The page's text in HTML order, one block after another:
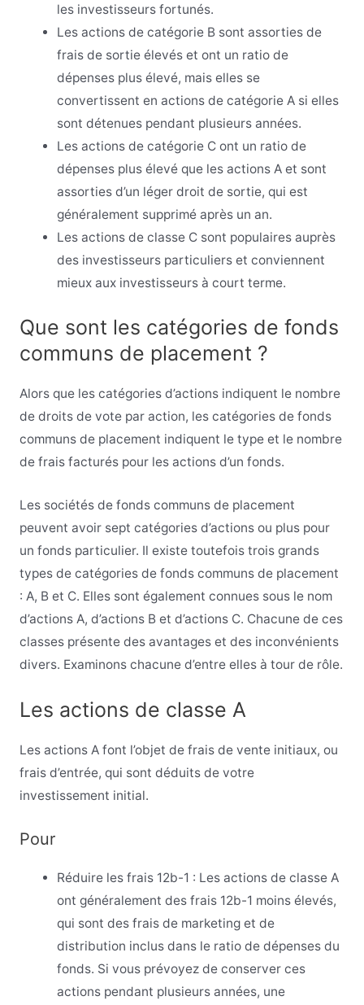
les investisseurs fortunés.
Les actions de catégorie B sont assorties de
frais de sortie élevés et ont un ratio de
dépenses plus élevé, mais elles se
convertissent en actions de catégorie A si elles
sont détenues pendant plusieurs années.
Les actions de catégorie C ont un ratio de
dépenses plus élevé que les actions A et sont
assorties d’un léger droit de sortie, qui est
généralement supprimé après un an.
Les actions de classe C sont populaires auprès
des investisseurs particuliers et conviennent
mieux aux investisseurs à court terme.
Que sont les catégories de fonds
communs de placement ?
Alors que les catégories d’actions indiquent le nombre
de droits de vote par action, les catégories de fonds
communs de placement indiquent le type et le nombre
de frais facturés pour les actions d’un fonds.
Les sociétés de fonds communs de placement
peuvent avoir sept catégories d’actions ou plus pour
un fonds particulier. Il existe toutefois trois grands
types de catégories de fonds communs de placement
: A, B et C. Elles sont également connues sous le nom
d’actions A, d’actions B et d’actions C. Chacune de ces
classes présente des avantages et des inconvénients
divers. Examinons chacune d’entre elles à tour de rôle.
Les actions de classe A
Les actions A font l’objet de frais de vente initiaux, ou
frais d’entrée, qui sont déduits de votre
investissement initial.
Pour
Réduire les frais 12b-1 : Les actions de classe A
ont généralement des frais 12b-1 moins élevés,
qui sont des frais de marketing et de
distribution inclus dans le ratio de dépenses du
fonds. Si vous prévoyez de conserver ces
actions pendant plusieurs années, une